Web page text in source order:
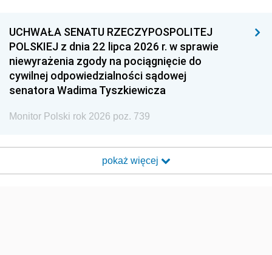
UCHWAŁA SENATU RZECZYPOSPOLITEJ
POLSKIEJ z dnia 22 lipca 2026 r. w sprawie
niewyrażenia zgody na pociągnięcie do
cywilnej odpowiedzialności sądowej
senatora Wadima Tyszkiewicza
Monitor Polski rok 2026 poz. 739
pokaż więcej